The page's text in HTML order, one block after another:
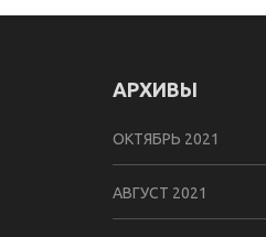
АРХИВЫ
ОКТЯБРЬ 2021
АВГУСТ 2021